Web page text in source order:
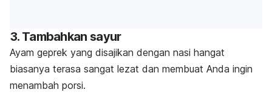
3. Tambahkan sayur
Ayam geprek yang disajikan dengan nasi hangat
biasanya terasa sangat lezat dan membuat Anda ingin
menambah porsi.